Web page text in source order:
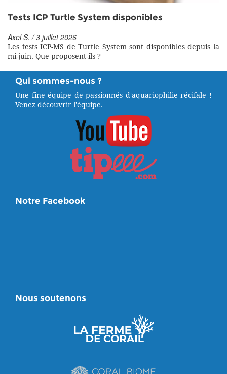
Tests ICP Turtle System disponibles
Axel S. / 3 juillet 2026
Les tests ICP-MS de Turtle System sont disponibles depuis la
mi-juin. Que proposent-ils ?
Qui sommes-nous ?
Une fine équipe de passionnés d'aquariophilie récifale !
Venez découvrir l'équipe.
Notre Facebook
Nous soutenons